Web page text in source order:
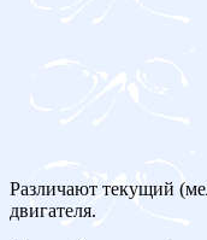
Различают текущий
двигателя.